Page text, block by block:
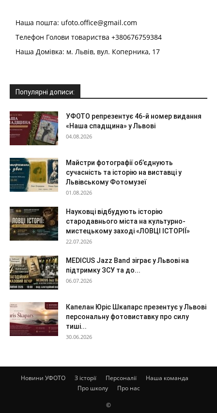
Наша пошта: ufoto.office@gmail.com
Телефон Голови товариства +380676759384
Наша Домівка: м. Львів, вул. Коперника, 17
Популярні дописи:
УФОТО репрезентує 46-й номер видання
«Наша спадщина» у Львові
04.08.2026
Майстри фотографії об’єднують
сучасність та історію на виставці у
Львівському Фотомузеї
01.08.2026
Науковці відбудують історію
стародавнього міста на культурно-
мистецькому заході «ЛОВЦІ ІСТОРІЇ»
22.07.2026
MEDICUS Jazz Band зіграє у Львові на
підтримку ЗСУ та до...
06.07.2026
Капелан Юріс Шкапарс презентує у Львові
персональну фотовиставку про силу
тиші...
30.06.2026
Новини УФОТО З історії Персоналії
Наша команда
Про школу
Про нас
©